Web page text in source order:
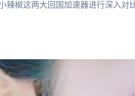
辣椒这两大回国加速器进行深入对